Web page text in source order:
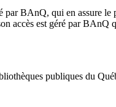
par BAnQ, qui en assure le
accès est géré par
publiques du